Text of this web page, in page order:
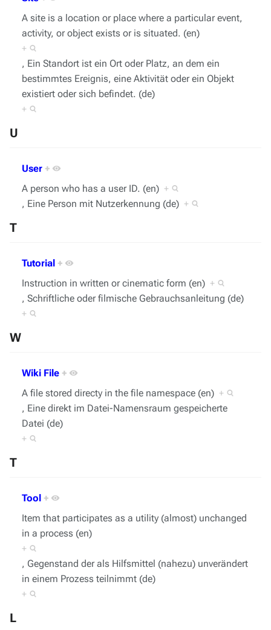
A site is a location or place where a particular event,
activity, or object exists or is situated. (en)
+
, Ein Standort ist ein Ort oder Platz, an dem ein
bestimmtes Ereignis, eine Aktivität oder ein Objekt
existiert oder sich befindet. (de)
+
U
User +
A person who has a user ID. (en) +
, Eine Person mit Nutzerkennung (de) +
T
Tutorial +
Instruction in written or cinematic form (en) +
, Schriftliche oder filmische Gebrauchsanleitung (de)
+
W
Wiki File +
A file stored directy in the file namespace (en) +
, Eine direkt im Datei-Namensraum gespeicherte
Datei (de)
+
T
Tool +
Item that participates as a utility (almost) unchanged
in a process (en)
+
, Gegenstand der als Hilfsmittel (nahezu) unverändert
in einem Prozess teilnimmt (de)
+
L